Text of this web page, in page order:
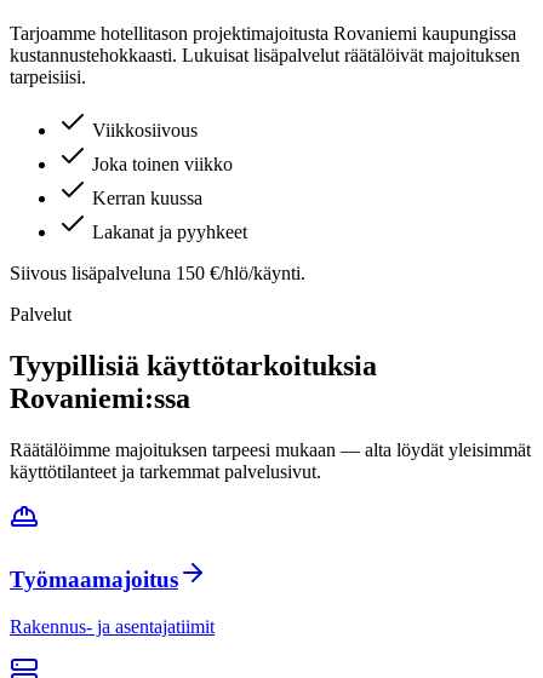
Tarjoamme hotellitason projektimajoitusta Rovaniemi kaupungissa
kustannustehokkaasti. Lukuisat lisäpalvelut räätälöivät majoituksen
tarpeisiisi.
Viikkosiivous
Joka toinen viikko
Kerran kuussa
Lakanat ja pyyhkeet
Siivous lisäpalveluna 150 €/hlö/käynti.
Palvelut
Tyypillisiä käyttötarkoituksia
Rovaniemi:ssa
Räätälöimme majoituksen tarpeesi mukaan — alta löydät yleisimmät
käyttötilanteet ja tarkemmat palvelusivut.
Työmaamajoitus
Rakennus- ja asentajatiimit